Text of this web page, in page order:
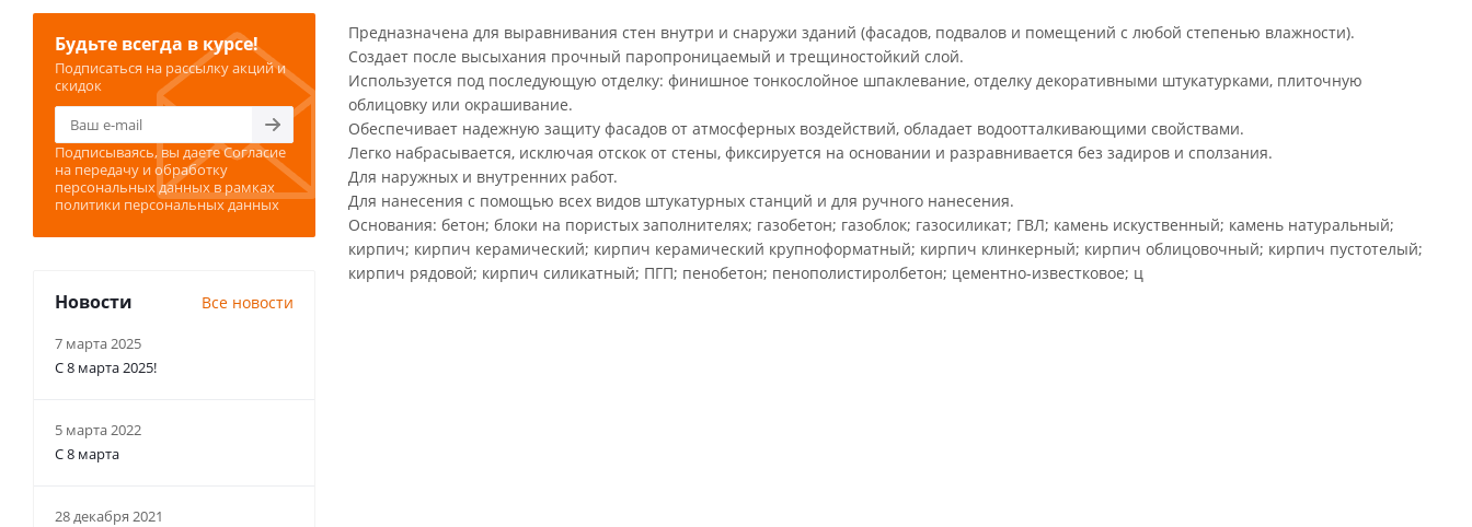
Предназначена для выравнивания стен внутри и снаружи зданий (фасадов, подвалов и помещений с любой степенью влажности).
Создает после высыхания прочный паропроницаемый и трещиностойкий слой.
Используется под последующую отделку: финишное тонкослойное шпаклевание, отделку декоративными штукатурками, плиточную
облицовку или окрашивание.
Обеспечивает надежную защиту фасадов от атмосферных воздействий, обладает водоотталкивающими свойствами.
Легко набрасывается, исключая отскок от стены, фиксируется на основании и разравнивается без задиров и сползания.
Для наружных и внутренних работ.
Для нанесения с помощью всех видов штукатурных станций и для ручного нанесения.
Основания: бетон; блоки на пористых заполнителях; газобетон; газоблок; газосиликат; ГВЛ; камень искуственный; камень натуральный;
кирпич; кирпич керамический; кирпич керамический крупноформатный; кирпич клинкерный; кирпич облицовочный; кирпич пустотелый;
кирпич рядовой; кирпич силикатный; ПГП; пенобетон; пенополистиролбетон; цементно-известковое; ц
Будьте всегда в курсе!
Подписаться на рассылку акций и
скидок
Подписываясь, вы даетеСогласие
на передачу и обработку
персональных данных в рамках
политики персональных данных
Новости Все новости
7 марта 2025
С 8 марта 2025!
5 марта 2022
С 8 марта
28 декабря 2021